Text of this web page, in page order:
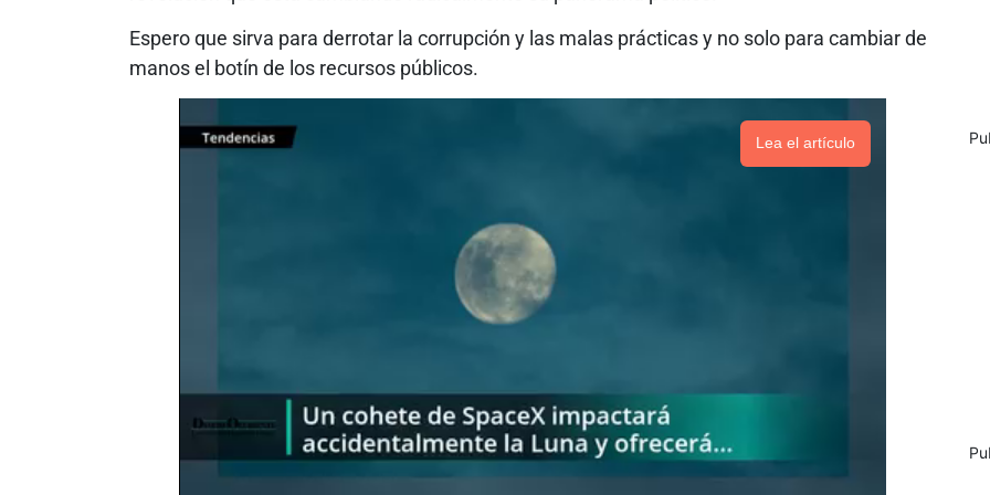
Espero que sirva para derrotar la corrupción y las malas prácticas y no solo para cambiar de
manos el botín de los recursos públicos.
Lea el artículo